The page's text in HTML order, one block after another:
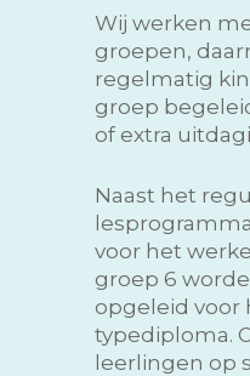
Wij werken
groepen,
regelmatig
groep
of extra
Naast het
voor het
groep 6
opgeleid voor
typediploma.
leerlingen op